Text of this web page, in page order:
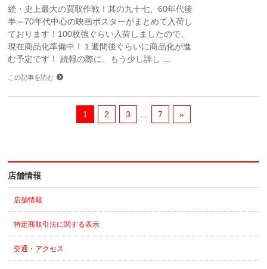
続・史上最大の買取作戦！其の九十七、60年代後
半～70年代中心の映画ポスターがまとめて入荷し
ております！100枚強ぐらい入荷しましたので、
現在商品化準備中！１週間後ぐらいに商品化が進
む予定です！ 続報の際に、もう少し詳し …
この記事を読む
1 2 3 … 7 »
店舗情報
店舗情報
特定商取引法に関する表示
交通・アクセス